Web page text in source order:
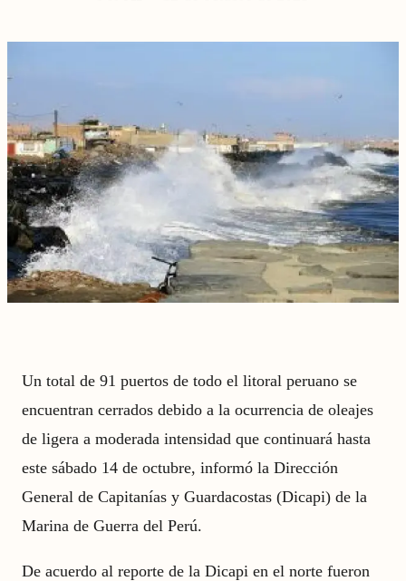
Un total de 91 puertos de todo el litoral peruano se
encuentran cerrados debido a la ocurrencia de oleajes
de ligera a moderada intensidad que continuará hasta
este sábado 14 de octubre, informó la Dirección
General de Capitanías y Guardacostas (Dicapi) de la
Marina de Guerra del Perú.
De acuerdo al reporte de la Dicapi en el norte fueron